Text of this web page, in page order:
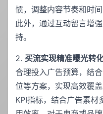
惯，调整内容节奏和时
此外，通过互动留言增
持。
2. 买流实现精准曝光转
合理投入广告预算，结
位等方案，实现高效覆
KPI指标，结合广告素材